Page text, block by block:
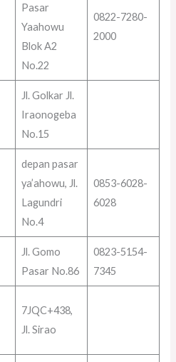
Pasar
Yaahowu
Blok A2
No.22
0822-7280-
2000
Jl. Golkar Jl.
Iraonogeba
No.15
depan pasar
ya’ahowu, Jl.
Lagundri
No.4
0853-6028-
6028
Jl. Gomo
Pasar No.86
0823-5154-
7345
7JQC+438,
Jl. Sirao